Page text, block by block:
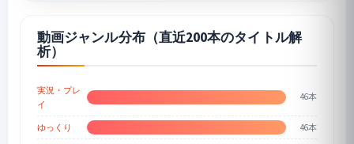
動画ジャンル分布（直近200本のタイトル解
析）
実況・プレ
イ
46本
ゆっくり 46本